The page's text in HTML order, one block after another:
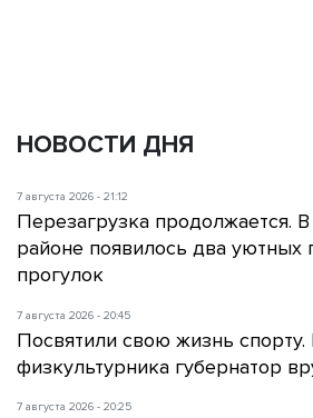
НОВОСТИ ДНЯ
7 августа 2026 - 21:12
Перезагрузка продолжается.
районе появилось два уютных
прогулок
7 августа 2026 - 20:45
Посвятили свою жизнь
физкультурника губернатор
7 августа 2026 - 20:25